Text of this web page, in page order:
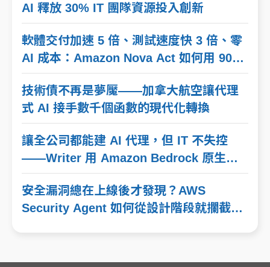
AI 釋放 30% IT 團隊資源投入創新
軟體交付加速 5 倍、測試速度快 3 倍、零
AI 成本：Amazon Nova Act 如何用 90%
可靠性重新定義瀏覽器自動化流程？
技術債不再是夢魘——加拿大航空讓代理
式 AI 接手數千個函數的現代化轉換
讓全公司都能建 AI 代理，但 IT 不失控
——Writer 用 Amazon Bedrock 原生整
合解開企業兩難的秘訣
安全漏洞總在上線後才發現？AWS
Security Agent 如何從設計階段就攔截